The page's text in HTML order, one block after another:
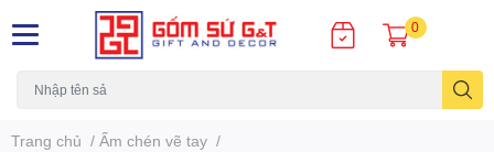
0
Trang chủ / Ấm chén vẽ tay /